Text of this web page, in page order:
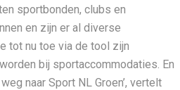
sportbonden, clubs en
en zijn er al diverse
tot nu toe via de tool zijn
bij sportaccommodaties. En
naar Sport NL Groen’, vertelt